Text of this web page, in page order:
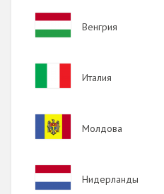
Image
Венгрия
Италия
Image
Молдова
Image
Нидерланды